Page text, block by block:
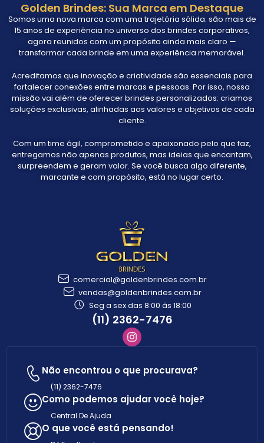
Golden Brindes: Sua Marca em Destaque
Somos uma nova marca com uma trajetória sólida: são mais de
15 anos de experiência no universo dos brindes corporativos,
agora reunidos com um propósito ainda mais claro —
transformar cada brinde em uma experiência memorável.
Acreditamos que inovação e criatividade são essenciais para
fortalecer conexões entre marcas e pessoas. Por isso, nossa
missão vai além de oferecer brindes personalizados: criamos
soluções exclusivas, alinhadas aos valores e objetivos de cada
cliente.
Com um time ágil, comprometido e apaixonado pelo que faz,
entregamos não apenas produtos, mas ideias que encantam,
surpreendem e geram valor. Se você busca algo diferente,
marcante e com propósito, está no lugar certo.
comercial@goldenbrindes.com.br
vendas@goldenbrindes.com.br
Seg a sex das 8:00 às 18:00
(11) 2362-7476
Não encontrou o que procurava?
(11) 2362-7476
Como podemos ajudar você hoje?
Central De Ajuda
O que você está pensando!